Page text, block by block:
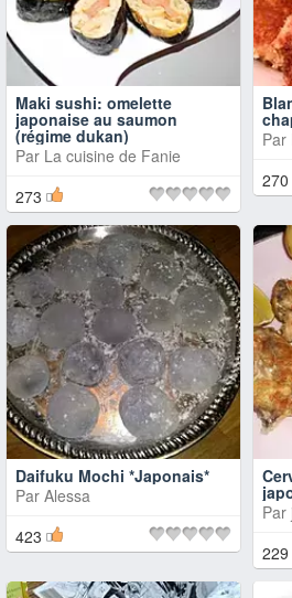
Maki sushi: omelette
japonaise au saumon
(régime dukan)
Par La cuisine de Fanie
273
Par
270
Daifuku Mochi *Japonais*
Par Alessa
423
Par
229